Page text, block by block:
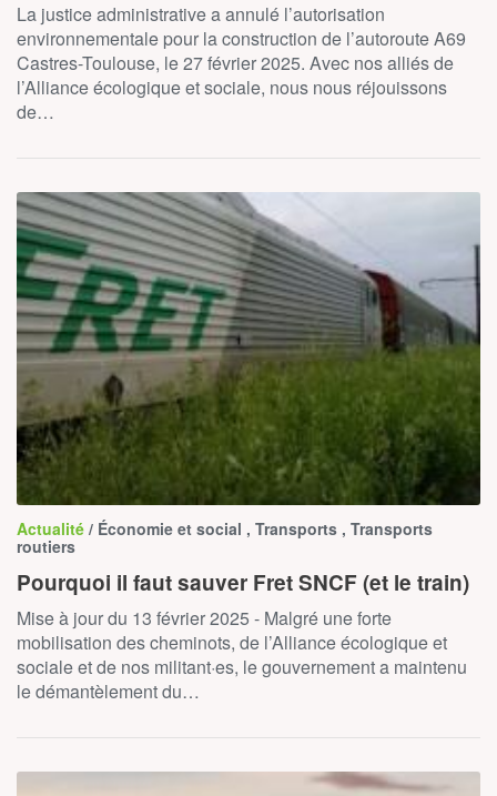
La justice administrative a annulé l’autorisation
environnementale pour la construction de l’autoroute A69
Castres-Toulouse, le 27 février 2025. Avec nos alliés de
l’Alliance écologique et sociale, nous nous réjouissons
de…
Actualité / Économie et social , Transports , Transports
routiers
Pourquoi il faut sauver Fret SNCF (et le train)
Mise à jour du 13 février 2025 - Malgré une forte
mobilisation des cheminots, de l’Alliance écologique et
sociale et de nos militant·es, le gouvernement a maintenu
le démantèlement du…